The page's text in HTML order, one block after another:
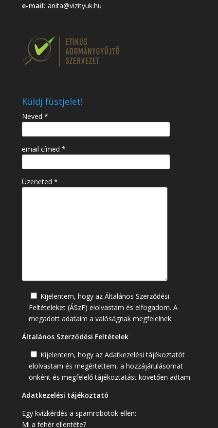
e-mail: anita@vizityuk.hu
Küldj füstjelet!
Neved *
email címed *
Üzeneted *
Kijelentem, hogy az Általános Szerződési
Feltételeket (ÁSzF) elolvastam és elfogadom. A
megadott adataim a valóságnak megfelelnek.
Általános Szerződési Feltételek
Kijelentem, hogy az Adatkezelési tájékoztatót
elolvastam és megértettem, a hozzájárulásomat
önként és megfelelő tájékoztatást követően adtam.
Adatkezelési tájékoztató
Egy kvízkérdés a spamrobotok ellen:
Mi a fehér ellentéte?